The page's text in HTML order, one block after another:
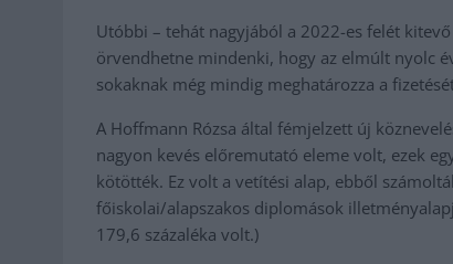
Utóbbi – tehát nagyjából a 2022-es felét
örvendhetne mindenki, hogy az elmúlt nyolc
sokaknak még mindig meghatározza a
A Hoffmann Rózsa által fémjelzett új
nagyon kevés előremutató eleme volt, ezek
kötötték. Ez volt a vetítési alap, ebből
főiskolai/alapszakos diplomások
179,6 százaléka volt.)